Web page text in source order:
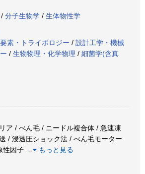
/ 分子生物学 / 生体物性学
素・トライボロジー / 設計工学・機械
/ 生物物理・化学物理 / 細菌学(含真
ア / べん毛 / ニードル複合体 / 急速凍
/ 浸透圧ショック法 / べん毛モーター
性因子
もっと見る